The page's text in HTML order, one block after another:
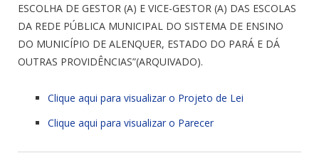
ESCOLHA DE GESTOR (A) E VICE-GESTOR (A) DAS ESCOLAS
DA REDE PÚBLICA MUNICIPAL DO SISTEMA DE ENSINO
DO MUNICÍPIO DE ALENQUER, ESTADO DO PARÁ E DÁ
OUTRAS PROVIDÊNCIAS”(ARQUIVADO).
Clique aqui para visualizar o Projeto de Lei
Clique aqui para visualizar o Parecer